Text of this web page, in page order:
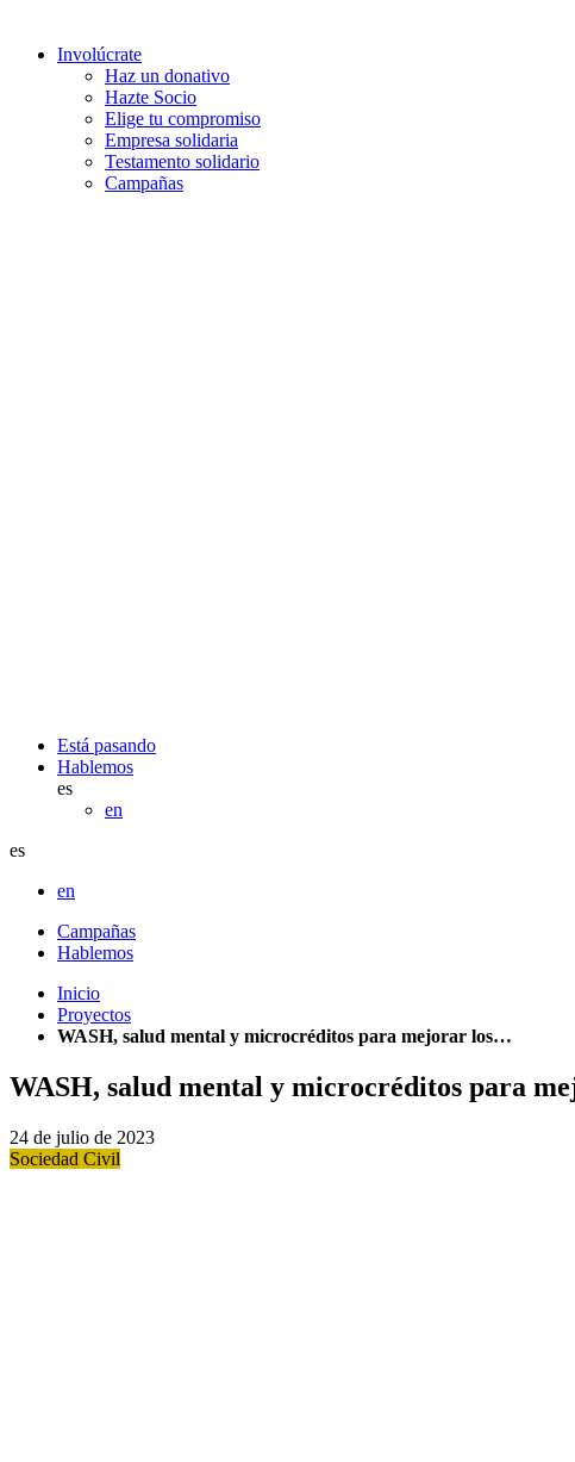
Involúcrate
Haz un donativo
Hazte Socio
Elige tu compromiso
Empresa solidaria
Testamento solidario
Campañas
Está pasando
Hablemos
es
en
es
en
Campañas
Hablemos
Inicio
Proyectos
WASH, salud mental y microcréditos para mejorar los…
WASH, salud mental y microcréditos para
24 de julio de 2023
Sociedad Civil